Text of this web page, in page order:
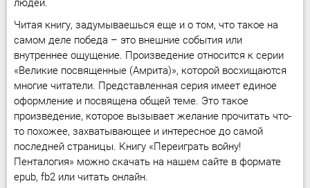
людей.
Читая книгу, задумываешься еще и о том, что такое на
самом деле победа – это внешние события или
внутреннее ощущение. Произведение относится к серии
«Великие посвященные (Амрита)», которой восхищаются
многие читатели. Представленная серия имеет единое
оформление и посвящена общей теме. Это такое
произведение, которое вызывает желание прочитать что-
то похожее, захватывающее и интересное до самой
последней страницы. Книгу «Переиграть войну!
Пенталогия» можно скачать на нашем сайте в формате
epub, fb2 или читать онлайн.